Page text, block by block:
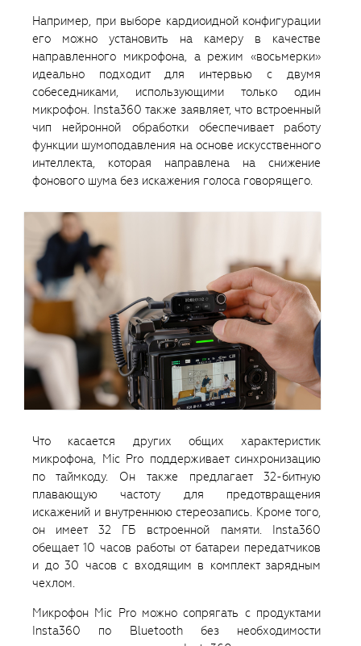
Например, при выборе кардиоидной конфигурации
его можно установить на камеру в качестве
направленного микрофона, а режим «восьмерки»
идеально подходит для интервью с двумя
собеседниками, использующими только один
микрофон. Insta360 также заявляет, что встроенный
чип нейронной обработки обеспечивает работу
функции шумоподавления на основе искусственного
интеллекта, которая направлена ​​на снижение
фонового шума без искажения голоса говорящего.
Что касается других общих характеристик
микрофона, Mic Pro поддерживает синхронизацию
по таймкоду. Он также предлагает 32-битную
плавающую частоту для предотвращения
искажений и внутреннюю стереозапись. Кроме того,
он имеет 32 ГБ встроенной памяти. Insta360
обещает 10 часов работы от батареи передатчиков
и до 30 часов с входящим в комплект зарядным
чехлом.
Микрофон Mic Pro можно сопрягать с продуктами
Insta360 по Bluetooth без необходимости